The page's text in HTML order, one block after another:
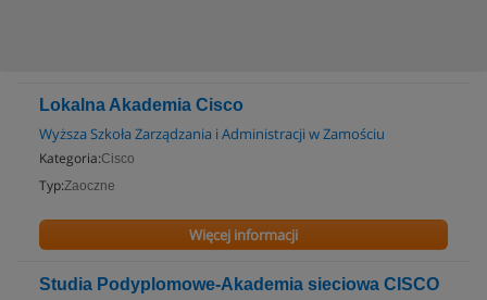
Lokalna Akademia Cisco
Wyższa Szkoła Zarządzania i Administracji w Zamościu
Kategoria:Cisco
Typ:Zaoczne
Więcej informacji
Studia Podyplomowe-Akademia sieciowa CISCO